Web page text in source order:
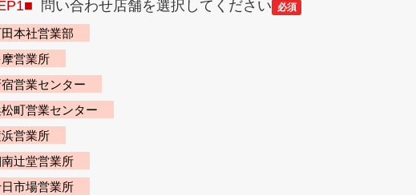
問い合わせ店舗を選択してください 必須
本社営業部
摩営業所
営業センター
町営業センター
営業所
辻堂営業所
市場営業所